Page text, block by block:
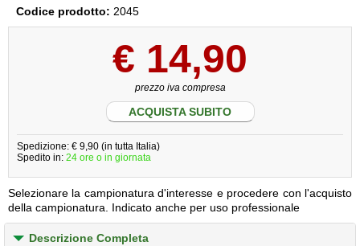
Codice prodotto: 2045
€ 14,90
prezzo iva compresa
ACQUISTA SUBITO
Spedizione: € 9,90 (in tutta Italia)
Spedito in: 24 ore o in giornata
Selezionare la campionatura d'interesse e procedere con l'acquisto
della campionatura. Indicato anche per uso professionale
Descrizione Completa